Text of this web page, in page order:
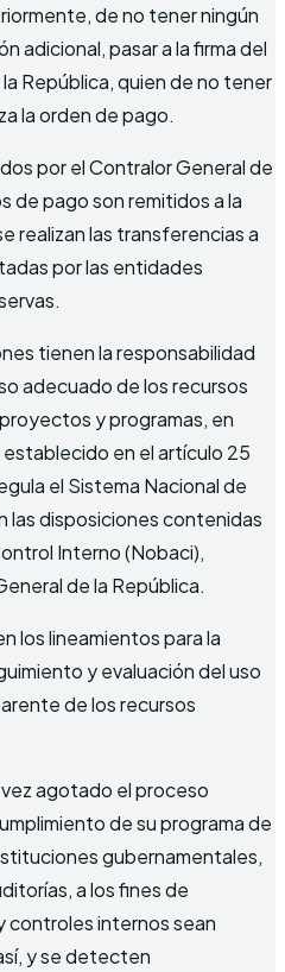
de no tener ningún
adicional, pasar a la firma del
República, quien de no tener
la orden de pago.
por el Contralor General de
de pago son remitidos a la
realizan las transferencias a
por las entidades
tienen la responsabilidad
adecuado de los recursos
y programas, en
en el artículo 25
el Sistema Nacional de
las disposiciones contenidas
Interno (Nobaci),
de la República.
los lineamientos para la
y evaluación del uso
de los recursos
agotado el proceso
de su programa de
gubernamentales,
a los fines de
controles internos sean
y se detecten